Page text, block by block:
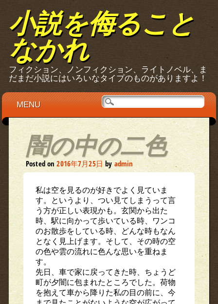
小説を侮ること
なかれ
フィクション、ノンフィクション、ライトノベル、ま
だまだ小説にはいろいなタイプのものがありますよ！
Main menu
Skip
content
MENU
闇の中の二色
Posted on2016年7月25日 byadmin
私は空を見るのが好きでよく見ていま
す。というより、つい見てしまうって言
う方が正しい表現かも。玄関から出た
時、駅に向かって歩いている時、ワンコ
のお散歩をしている時、どんな時もなん
となく見上げます。そして、その時の空
の色や雲の流れに色んな思いを重ねま
す。
先日、車で家に戻ってきた時、ちょうど
町が夕闇に包まれたところでした。荷物
を抱えて車から降りた私の目の前に、今